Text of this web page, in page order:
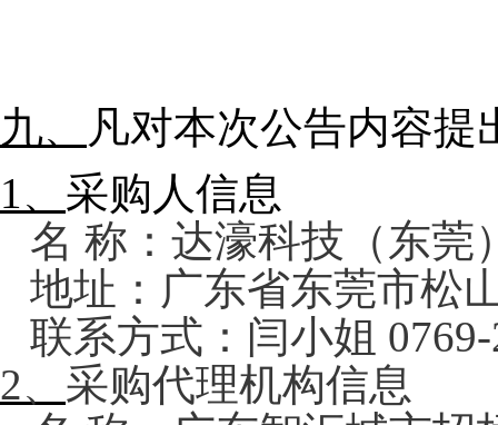
九、
凡对本次公告内容
1、 采购人信息
名 称：达濠科技（东莞
地址：广东省东莞市松
联系方式：闫小姐
2、 采购代理机构信息